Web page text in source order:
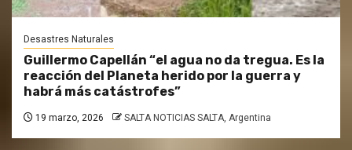
Desastres Naturales
Guillermo Capellán “el agua no da tregua. Es la
reacción del Planeta herido por la guerra y
habrá más catástrofes”
19 marzo, 2026 SALTA NOTICIAS SALTA, Argentina